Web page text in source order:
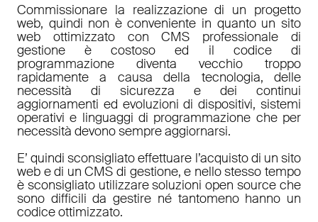
Commissionare la realizzazione di un progetto
web, quindi non è conveniente in quanto un sito
web ottimizzato con CMS professionale di
gestione è costoso ed il codice di
programmazione diventa vecchio troppo
rapidamente a causa della tecnologia, delle
necessità di sicurezza e dei continui
aggiornamenti ed evoluzioni di dispositivi, sistemi
operativi e linguaggi di programmazione che per
necessità devono sempre aggiornarsi.
E’ quindi sconsigliato effettuare l’acquisto di un sito
web e di un CMS di gestione, e nello stesso tempo
è sconsigliato utilizzare soluzioni open source che
sono difficili da gestire né tantomeno hanno un
codice ottimizzato.